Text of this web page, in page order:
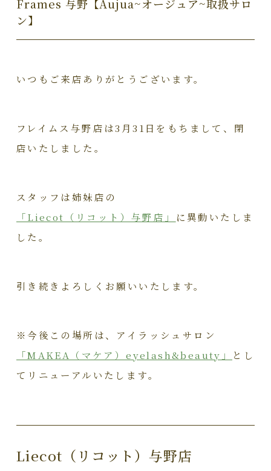
Frames 与野【Aujua~オージュア~取扱サロ
ン】
いつもご来店ありがとうございます。
フレイムス与野店は3月31日をもちまして、閉
店いたしました。
スタッフは姉妹店の
「Liecot（リコット）与野店」
に異動いたしま
した。
引き続きよろしくお願いいたします。
※今後この場所は、アイラッシュサロン
「MAKEA（マケア）eyelash&beauty」
とし
てリニューアルいたします。
Liecot（リコット）与野店